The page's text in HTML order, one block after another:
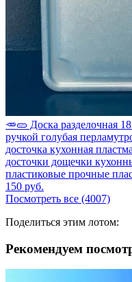
🥕🥒 Доска разделочная
ручкой голубая
досточка кухонная
досточки дощечки
пластиковые прочные
150 руб.
Посмотреть все (4007)
Поделиться этим лотом:
Рекомендуем